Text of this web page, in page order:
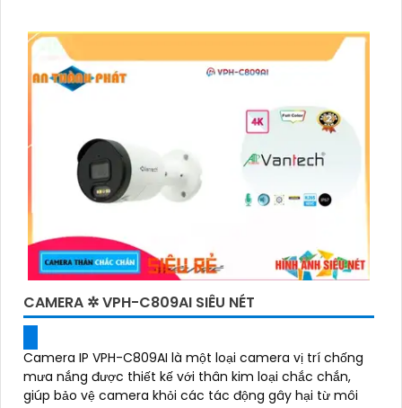
CAMERA ✲ VPH-C809AI SIÊU NÉT
Camera IP VPH-C809AI là một loại camera vị trí chống
mưa nắng được thiết kế với thân kim loại chắc chắn,
giúp bảo vệ camera khỏi các tác động gây hại từ môi